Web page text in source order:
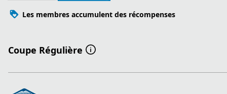
Les membres accumulent des récompenses
Coupe Régulière